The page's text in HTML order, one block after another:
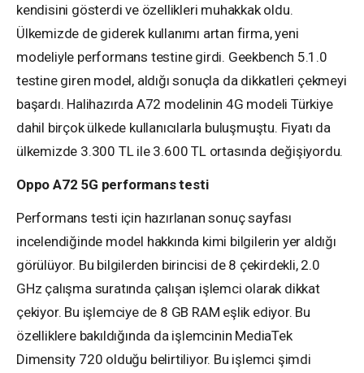
kendisini gösterdi ve özellikleri muhakkak oldu.
Ülkemizde de giderek kullanımı artan firma, yeni
modeliyle performans testine girdi. Geekbench 5.1.0
testine giren model, aldığı sonuçla da dikkatleri çekmeyi
başardı. Halihazırda A72 modelinin 4G modeli Türkiye
dahil birçok ülkede kullanıcılarla buluşmuştu. Fiyatı da
ülkemizde 3.300 TL ile 3.600 TL ortasında değişiyordu.
Oppo A72 5G performans testi
Performans testi için hazırlanan sonuç sayfası
incelendiğinde model hakkında kimi bilgilerin yer aldığı
görülüyor. Bu bilgilerden birincisi de 8 çekirdekli, 2.0
GHz çalışma suratında çalışan işlemci olarak dikkat
çekiyor. Bu işlemciye de 8 GB RAM eşlik ediyor. Bu
özelliklere bakıldığında da işlemcinin MediaTek
Dimensity 720 olduğu belirtiliyor. Bu işlemci şimdi